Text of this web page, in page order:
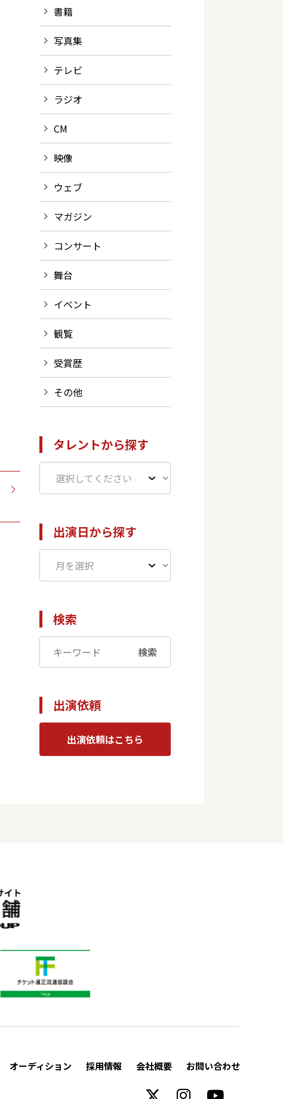
書籍
写真集
テレビ
ラジオ
CM
映像
ウェブ
マガジン
コンサート
舞台
イベント
観覧
受賞歴
その他
タレントから探す
出演日から探す
検索
検索
出演依頼
出演依頼はこちら
オーディション 採用情報 会社概要 お問い合わせ